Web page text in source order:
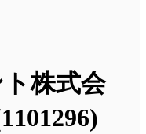
株式会